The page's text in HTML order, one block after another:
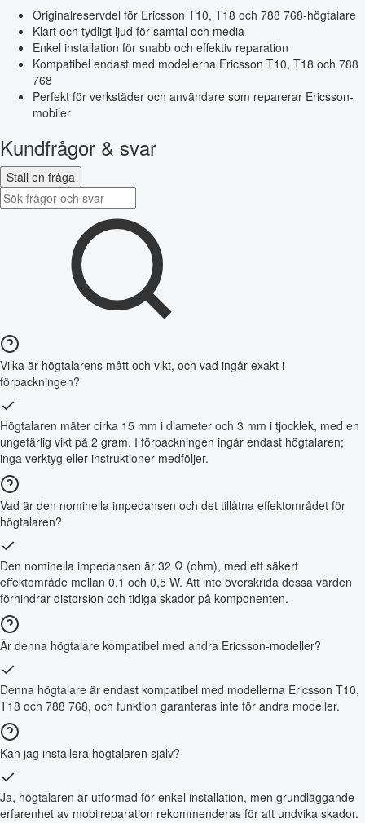
Originalreservdel för Ericsson T10, T18 och 788 768-högtalare
Klart och tydligt ljud för samtal och media
Enkel installation för snabb och effektiv reparation
Kompatibel endast med modellerna Ericsson T10, T18 och 788
768
Perfekt för verkstäder och användare som reparerar Ericsson-
mobiler
Kundfrågor & svar
Ställ en fråga
Vilka är högtalarens mått och vikt, och vad ingår exakt i
förpackningen?
Högtalaren mäter cirka 15 mm i diameter och 3 mm i tjocklek, med en
ungefärlig vikt på 2 gram. I förpackningen ingår endast högtalaren;
inga verktyg eller instruktioner medföljer.
Vad är den nominella impedansen och det tillåtna effektområdet för
högtalaren?
Den nominella impedansen är 32 Ω (ohm), med ett säkert
effektområde mellan 0,1 och 0,5 W. Att inte överskrida dessa värden
förhindrar distorsion och tidiga skador på komponenten.
Är denna högtalare kompatibel med andra Ericsson-modeller?
Denna högtalare är endast kompatibel med modellerna Ericsson T10,
T18 och 788 768, och funktion garanteras inte för andra modeller.
Kan jag installera högtalaren själv?
Ja, högtalaren är utformad för enkel installation, men grundläggande
erfarenhet av mobilreparation rekommenderas för att undvika skador.